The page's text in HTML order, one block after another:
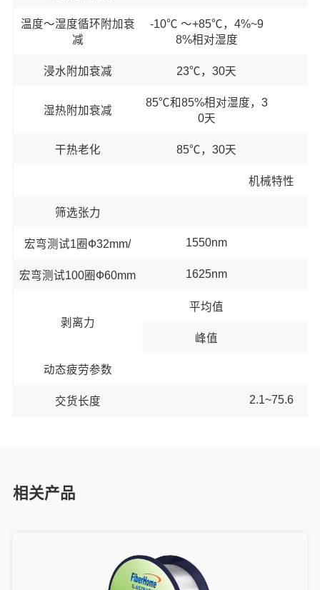
温度～湿度循环附加衰
减
-10℃ ～+85℃，4%~9
8%相对湿度
浸水附加衰减 23℃，30天
湿热附加衰减
85℃和85%相对湿度，3
0天
干热老化 85℃，30天
机械特性
筛选张力
宏弯测试1圈Ф32mm/ 1550nm
宏弯测试100圈Ф60mm 1625nm
剥离力
平均值
峰值
动态疲劳参数
交货长度 2.1~75.6
相关产品